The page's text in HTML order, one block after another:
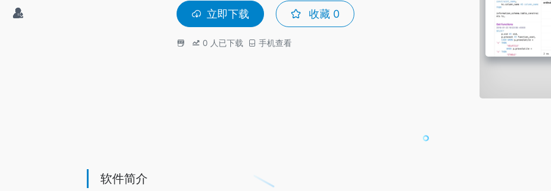
立即下载 收藏 0
0 人已下载 手机查看
软件简介